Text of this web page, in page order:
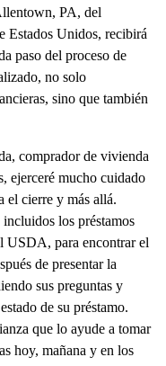
PA, del
Estados Unidos, recibirá
paso del proceso de
no solo
sino que también
comprador de vivienda
ejerceré mucho cuidado
el cierre y más allá.
los préstamos
USDA, para encontrar el
de presentar la
sus preguntas y
de su préstamo.
que lo ayude a tomar
hoy, mañana y en los